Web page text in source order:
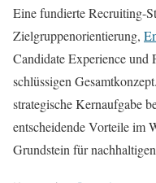
Eine fundierte Recruiting-
Zielgruppenorientierung,
Candidate Experience und
schlüssigen
strategische Kernaufgabe
entscheidende Vorteile im
Grundstein für